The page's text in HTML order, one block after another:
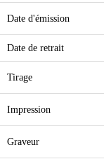
Date d'émission
Date de retrait
Tirage
Impression
Graveur